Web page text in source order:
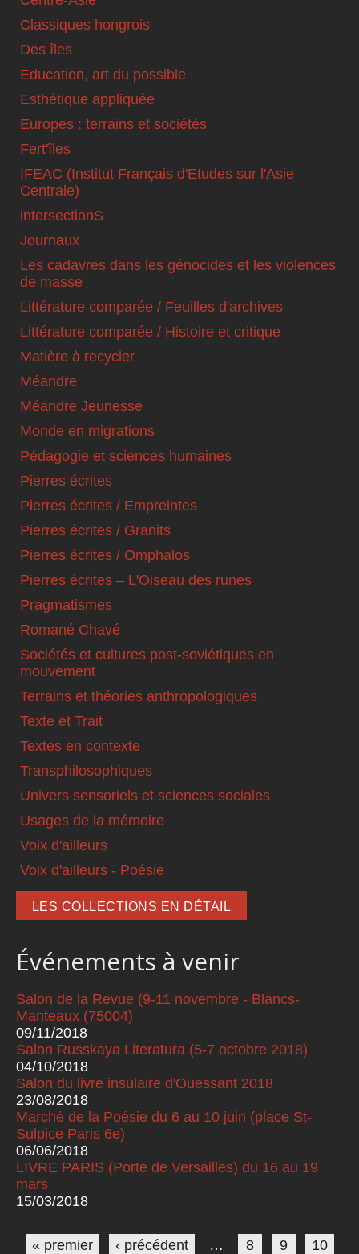
Classiques hongrois
Des îles
Education, art du possible
Esthétique appliquée
Europes : terrains et sociétés
Fert'îles
IFEAC (Institut Français d'Etudes sur l'Asie
Centrale)
intersectionS
Journaux
Les cadavres dans les génocides et les violences
de masse
Littérature comparée / Feuilles d'archives
Littérature comparée / Histoire et critique
Matière à recycler
Méandre
Méandre Jeunesse
Monde en migrations
Pédagogie et sciences humaines
Pierres écrites
Pierres écrites / Empreintes
Pierres écrites / Granits
Pierres écrites / Omphalos
Pierres écrites – L'Oiseau des runes
Pragmatismes
Romané Chavé
Sociétés et cultures post-soviétiques en
mouvement
Terrains et théories anthropologiques
Texte et Trait
Textes en contexte
Transphilosophiques
Univers sensoriels et sciences sociales
Usages de la mémoire
Voix d'ailleurs
Voix d'ailleurs - Poésie
LES COLLECTIONS EN DÉTAIL
Événements à venir
Salon de la Revue (9-11 novembre - Blancs-
Manteaux (75004)
09/11/2018
Salon Russkaya Literatura (5-7 octobre 2018)
04/10/2018
Salon du livre insulaire d'Ouessant 2018
23/08/2018
Marché de la Poésie du 6 au 10 juin (place St-
Sulpice Paris 6e)
06/06/2018
LIVRE PARIS (Porte de Versailles) du 16 au 19
mars
15/03/2018
Pages
« premier ‹ précédent … 8 9 10